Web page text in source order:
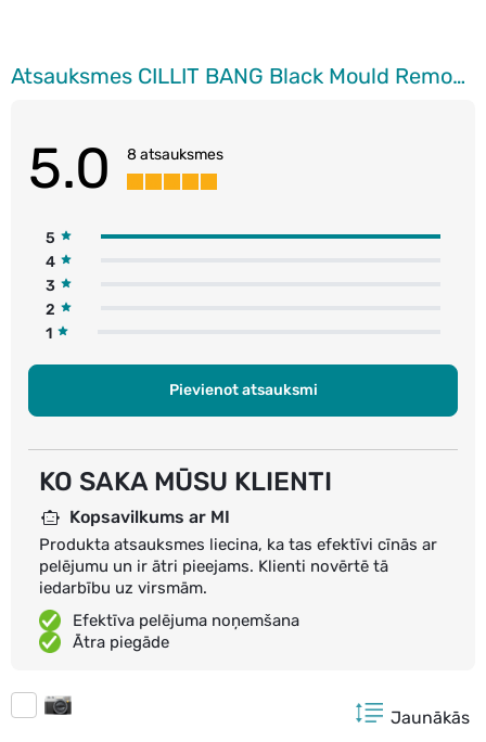
Atsauksmes CILLIT BANG Black Mould Remover putas pret pelējumu, 750ml
5.0 8 atsauksmes
5
4
3
2
1
Pievienot atsauksmi
KO SAKA MŪSU KLIENTI
Kopsavilkums ar MI
Produkta atsauksmes liecina, ka tas efektīvi cīnās ar
pelējumu un ir ātri pieejams. Klienti novērtē tā
iedarbību uz virsmām.
Efektīva pelējuma noņemšana
Ātra piegāde
Jaunākās